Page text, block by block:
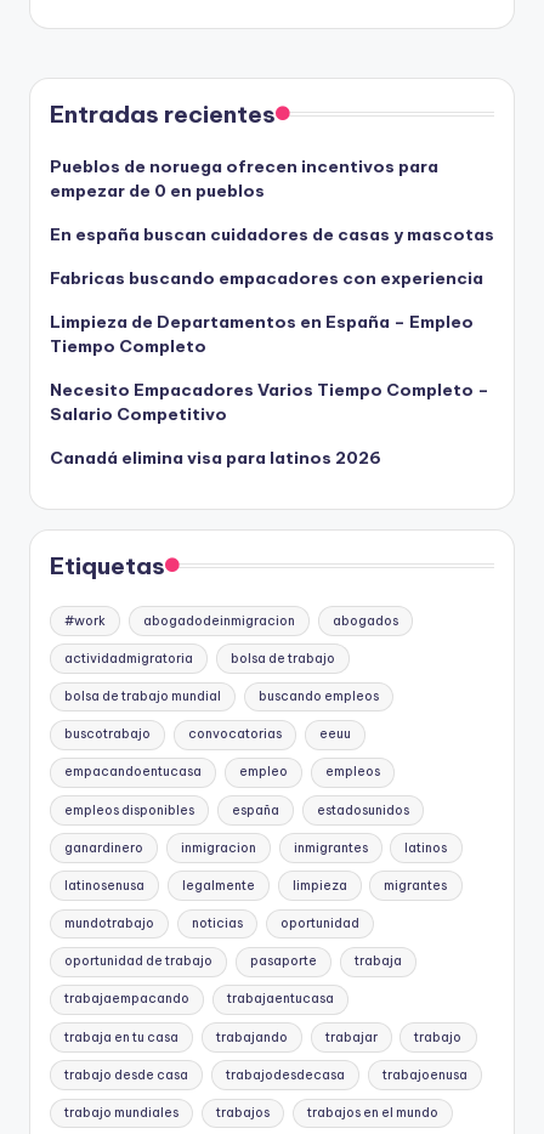
Entradas recientes
Pueblos de noruega ofrecen incentivos para
empezar de 0 en pueblos
En españa buscan cuidadores de casas y mascotas
Fabricas buscando empacadores con experiencia
Limpieza de Departamentos en España – Empleo
Tiempo Completo
Necesito Empacadores Varios Tiempo Completo –
Salario Competitivo
Canadá elimina visa para latinos 2026
Etiquetas
#work abogadodeinmigracion abogados
actividadmigratoria bolsa de trabajo
bolsa de trabajo mundial buscando empleos
buscotrabajo convocatorias eeuu
empacandoentucasa empleo empleos
empleos disponibles españa estadosunidos
ganardinero inmigracion inmigrantes latinos
latinosenusa legalmente limpieza migrantes
mundotrabajo noticias oportunidad
oportunidad de trabajo pasaporte trabaja
trabajaempacando trabajaentucasa
trabaja en tu casa trabajando trabajar trabajo
trabajo desde casa trabajodesdecasa trabajoenusa
trabajo mundiales trabajos trabajos en el mundo